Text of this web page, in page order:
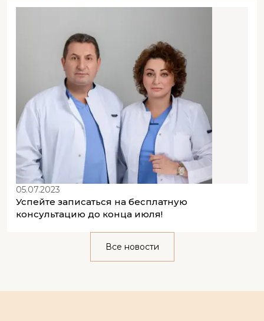
05.07.2023
Успейте записаться на бесплатную
консультацию до конца июля!
Все новости